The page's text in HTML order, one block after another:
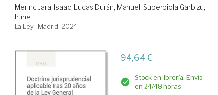
Merino Jara, Isaac; Lucas Durán, Manuel; Suberbiola Garbizu,
Irune
La Ley . Madrid, 2024
94,64 €
Stock en librería. Envío
en 24/48 horas